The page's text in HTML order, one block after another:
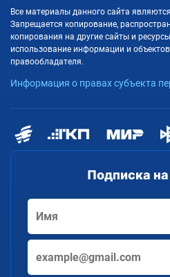
Подписка на
Все материалы данного сайта
Запрещается копирование,
копирования на другие сайты и
использование информации и
правообладателя.
Информация о правах субъекта